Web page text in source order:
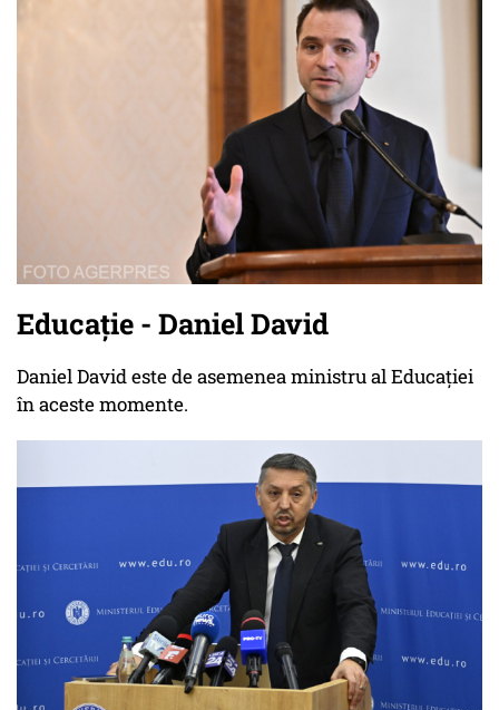
Educație - Daniel David
Daniel David este de asemenea ministru al Educației
în aceste momente.